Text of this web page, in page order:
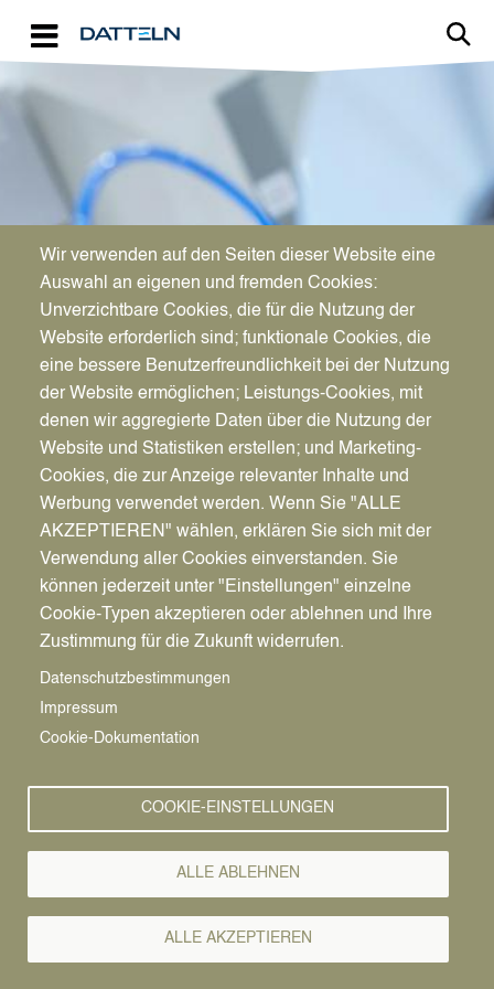
WIRTSCHAFTSFÖRDERUNG
Aktuelles für Unternehmen
Pfadnavigation
Wirtschaft | Bauen | Umwelt Wirtschaftsförderung News
Wirtschafts-
News
31.10.2024
Junge Menschen
werfen einen Blick
Wir verwenden auf den Seiten dieser Website eine
Auswahl an eigenen und fremden Cookies:
Unverzichtbare Cookies, die für die Nutzung der
Website erforderlich sind; funktionale Cookies, die
eine bessere Benutzerfreundlichkeit bei der Nutzung
der Website ermöglichen; Leistungs-Cookies, mit
denen wir aggregierte Daten über die Nutzung der
Website und Statistiken erstellen; und Marketing-
Cookies, die zur Anzeige relevanter Inhalte und
Werbung verwendet werden. Wenn Sie "ALLE
AKZEPTIEREN" wählen, erklären Sie sich mit der
Verwendung aller Cookies einverstanden. Sie
können jederzeit unter "Einstellungen" einzelne
Cookie-Typen akzeptieren oder ablehnen und Ihre
Zustimmung für die Zukunft widerrufen.
Datenschutzbestimmungen
Impressum
Cookie-Dokumentation
COOKIE-EINSTELLUNGEN
ALLE ABLEHNEN
ALLE AKZEPTIEREN